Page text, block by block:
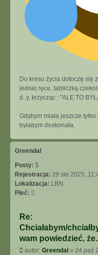
Do kresu życia dotoczę się
jednej ręce, tabliczką
d..y, krzycząc : "ALE TO
Gdybym miała jeszcze tylko
byłabym doskonała.
Greendal
Posty: 5
Rejestracja: 29 sie 2025,
Lokalizacja: LBN
Płeć:
Re:
Chciałabym/
wam powiedzieć,
Post
autor: Greendal » 24 paź